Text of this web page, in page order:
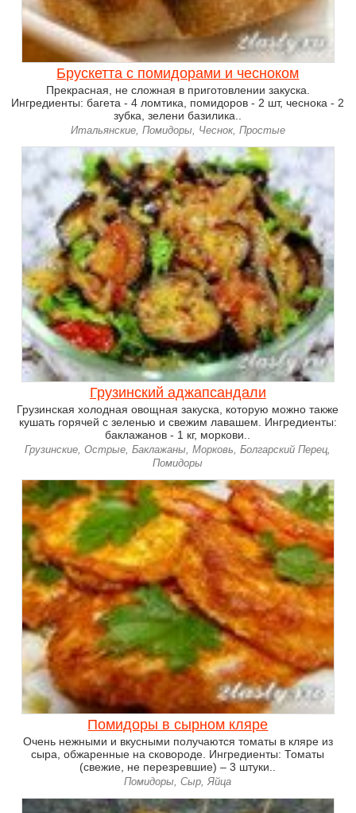
Брускетта с помидорами и чесноком
Прекрасная, не сложная в приготовлении закуска.
Ингредиенты: багета - 4 ломтика, помидоров - 2 шт, чеснока - 2
зубка, зелени базилика..
Итальянские, Помидоры, Чеснок, Простые
Грузинский аджапсандали
Грузинская холодная овощная закуска, которую можно также
кушать горячей с зеленью и свежим лавашем. Ингредиенты:
баклажанов - 1 кг, моркови..
Грузинские, Острые, Баклажаны, Морковь, Болгарский Перец,
Помидоры
Помидоры в сырном кляре
Очень нежными и вкусными получаются томаты в кляре из
сыра, обжаренные на сковороде. Ингредиенты: Томаты
(свежие, не перезревшие) – 3 штуки..
Помидоры, Сыр, Яйца